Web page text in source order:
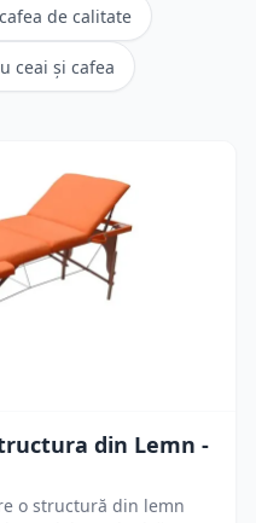
de calitate
ceai și cafea
din Lemn -
o structură din lemn